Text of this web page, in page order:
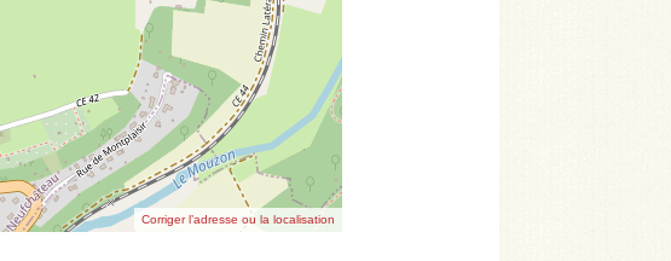
Corriger l’adresse ou la localisation